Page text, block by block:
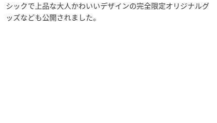
シックで上品な大人かわいいデザインの完全限定オリジナルグ
ッズなども公開されました。